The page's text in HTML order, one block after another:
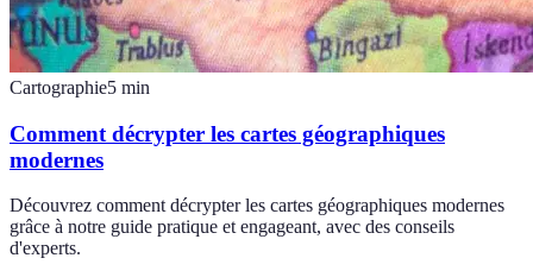
Cartographie5 min
Comment décrypter les cartes géographiques
modernes
Découvrez comment décrypter les cartes géographiques modernes
grâce à notre guide pratique et engageant, avec des conseils
d'experts.